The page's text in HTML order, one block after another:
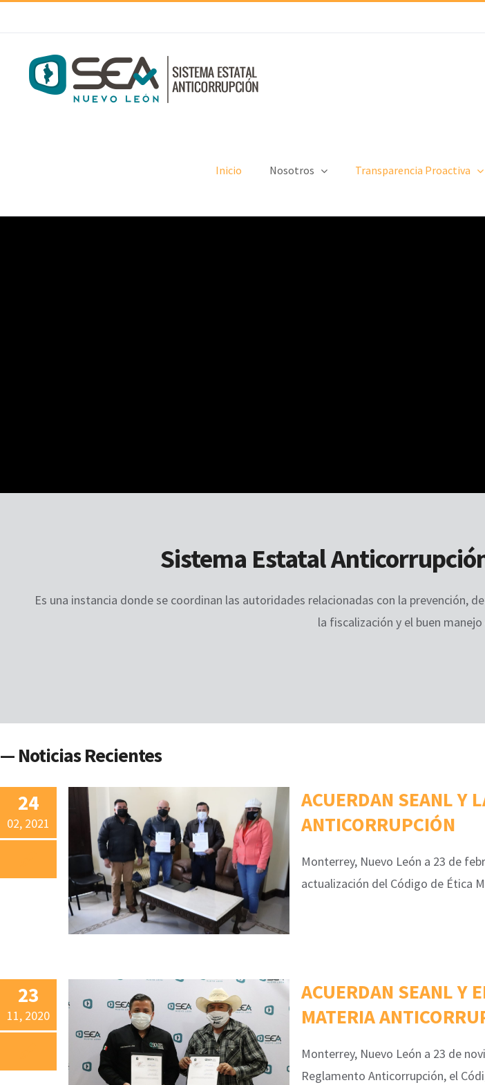
content
Inicio Nosotros Transparencia Proactiva
Sistema Estatal
Es una instancia donde se coordinan las autoridades relacionadas con la prevención,
la fiscalización y el buen
— Noticias Recientes
24
02, 2021
ACUERDAN SEANL Y
ANTICORRUPCIÓN
Monterrey, Nuevo León a 23 de
actualización del Código de Ética
23
11, 2020
ACUERDAN SEANL Y
MATERIA
Monterrey, Nuevo León a 23 de
Reglamento Anticorrupción, el